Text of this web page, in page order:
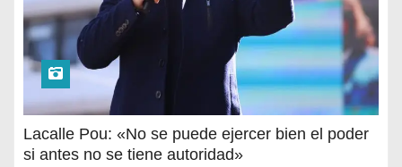
Lacalle Pou: «No se puede ejercer bien el poder
si antes no se tiene autoridad»